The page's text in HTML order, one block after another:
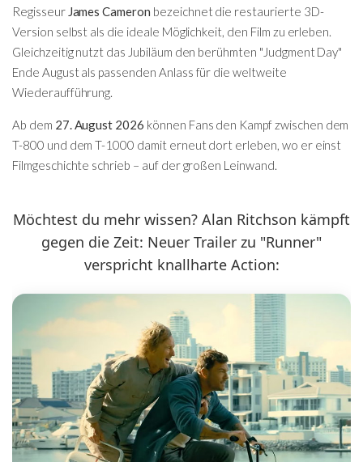
RegisseurJames Cameron bezeichnet die restaurierte 3D-
Version selbst als die ideale Möglichkeit, den Film zu erleben.
Gleichzeitig nutzt das Jubiläum den berühmten "Judgment Day"
Ende August als passenden Anlass für die weltweite
Wiederaufführung.
Ab dem 27. August 2026 können Fans den Kampf zwischen dem
T-800 und dem T-1000 damit erneut dort erleben, wo er einst
Filmgeschichte schrieb – auf der großen Leinwand.
Möchtest du mehr wissen? Alan Ritchson kämpft
gegen die Zeit: Neuer Trailer zu "Runner"
verspricht knallharte Action: